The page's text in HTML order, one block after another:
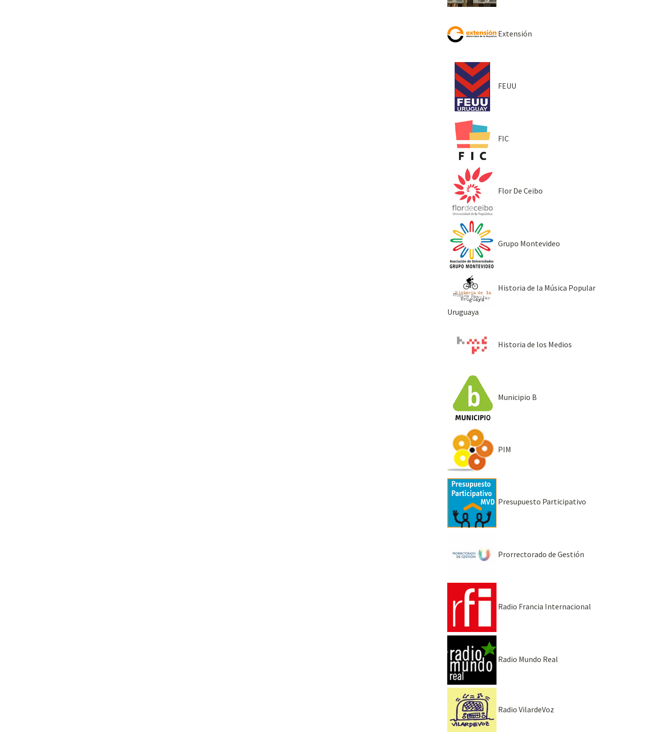
Extensión
FEUU
FIC
Flor De Ceibo
Grupo Montevideo
Historia de la Música Popular
Uruguaya
Historia de los Medios
Municipio B
PIM
Presupuesto Participativo
Prorrectorado de Gestión
Radio Francia Internacional
Radio Mundo Real
Radio VilardeVoz